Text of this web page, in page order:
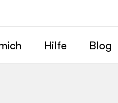
Hilfe Blog